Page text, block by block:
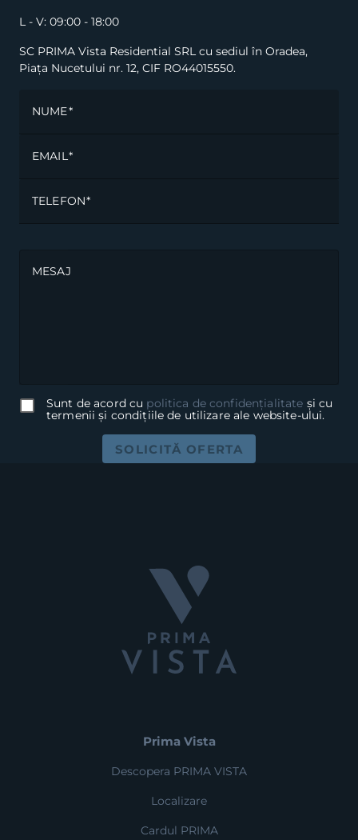
L - V: 09:00 - 18:00
SC PRIMA Vista Residential SRL cu sediul în Oradea,
Piața Nucetului nr. 12, CIF RO44015550.
NUME
EMAIL
TELEFON
MESAJ
Sunt de acord cu politica de confidențialitate și cu
termenii și condițiile de utilizare ale website-ului.
SOLICITĂ OFERTA
Prima Vista
Descopera PRIMA VISTA
Localizare
Cardul PRIMA